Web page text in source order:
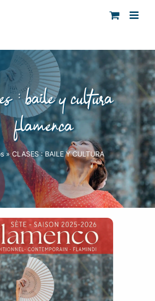
: baile y cultura
flamenca
»CLASES : BAILE Y CULTURA